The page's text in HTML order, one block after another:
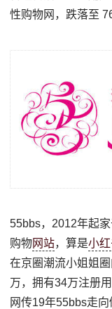
性购物网，跌落至
55bbs，2012年起
购物网站，算是小
在京圈潮流小姐姐
万，拥有34万注册
网传19年55bbs走